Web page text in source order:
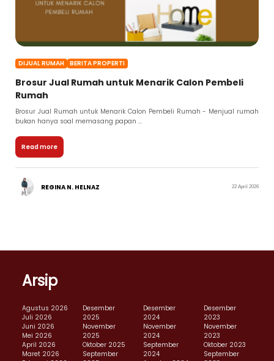
DIJUAL RUMAH BERITA PROPERTI
Brosur Jual Rumah untuk Menarik Calon Pembeli
Rumah
Brosur Jual Rumah untuk Menarik Calon Pembeli Rumah - Menjual rumah
bukan hanya soal memasang papan ...
Read more
REGINA N. HELNAZ 22 April 2026
Arsip
Agustus 2026
Juli 2026
Juni 2026
Mei 2026
April 2026
Maret 2026
Desember
2025
November
2025
Oktober 2025
September
Desember
2024
November
2024
September
2024
Desember
2023
November
2023
Oktober 2023
September